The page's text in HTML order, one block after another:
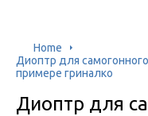
Home
Диоптр для
примере гриналко
Диоптр для